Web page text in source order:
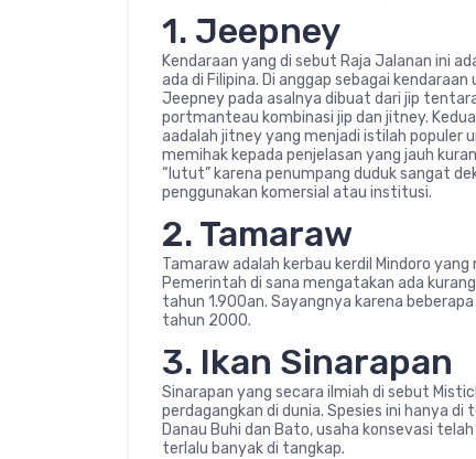
1. Jeepney
Kendaraan yang di sebut Raja Jalanan ini
ada di Filipina. Di anggap sebagai
Jeepney pada asalnya dibuat dari jip
portmanteau kombinasi jip dan jitney.
aadalah jitney yang menjadi istilah populer
memihak kepada penjelasan yang jauh
“lutut” karena penumpang duduk sangat
penggunakan komersial atau institusi.
2. Tamaraw
Tamaraw adalah kerbau kerdil Mindoro
Pemerintah di sana mengatakan ada
tahun 1.900an. Sayangnya karena
tahun 2000.
3. Ikan Sinarapan
Sinarapan yang secara ilmiah di sebut
perdagangkan di dunia. Spesies ini hanya
Danau Buhi dan Bato, usaha konsevasi
terlalu banyak di tangkap.